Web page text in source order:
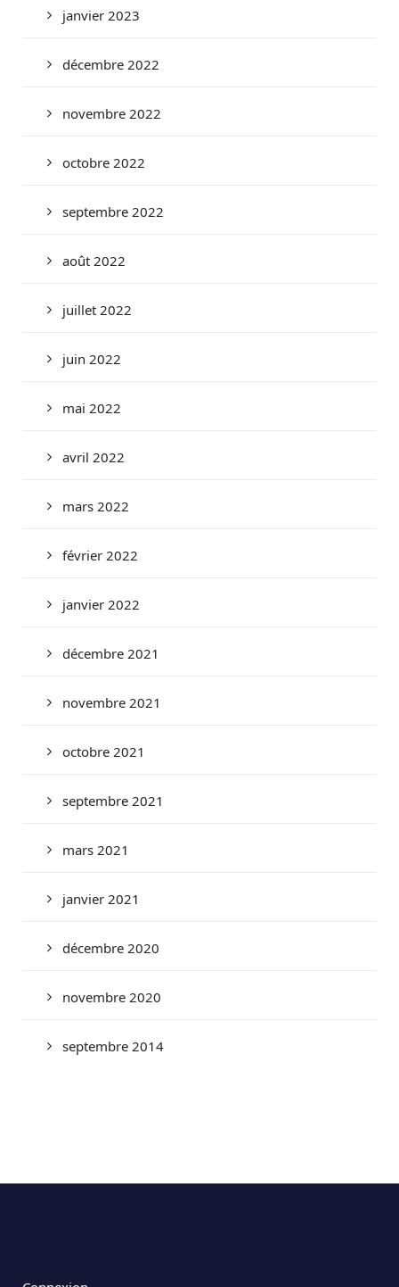
janvier 2023
décembre 2022
novembre 2022
octobre 2022
septembre 2022
août 2022
juillet 2022
juin 2022
mai 2022
avril 2022
mars 2022
février 2022
janvier 2022
décembre 2021
novembre 2021
octobre 2021
septembre 2021
mars 2021
janvier 2021
décembre 2020
novembre 2020
septembre 2014